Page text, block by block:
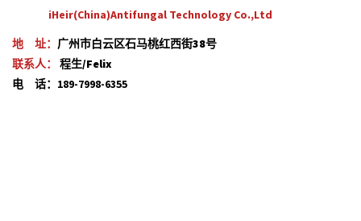
iHeir(China)Antifungal Technology Co.,Ltd
地 址： 广州市白云区石马桃红西街38号
联系人：
程生/Felix
电 话：189-7998-6355